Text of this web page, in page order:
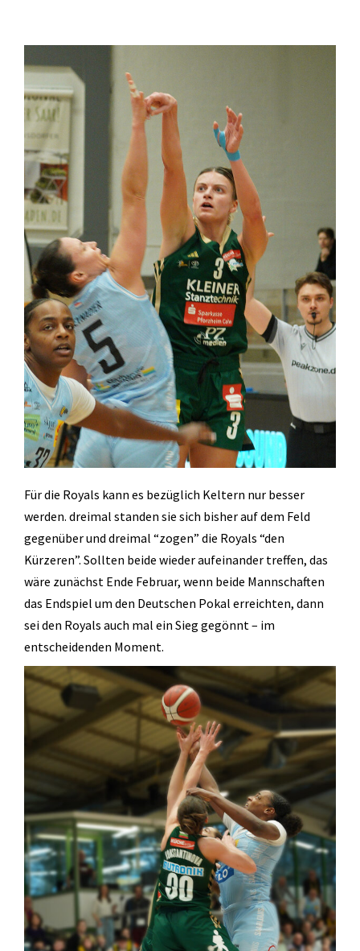
Für die Royals kann es bezüglich Keltern nur besser
werden. dreimal standen sie sich bisher auf dem Feld
gegenüber und dreimal “zogen” die Royals “den
Kürzeren”. Sollten beide wieder aufeinander treffen, das
wäre zunächst Ende Februar, wenn beide Mannschaften
das Endspiel um den Deutschen Pokal erreichten, dann
sei den Royals auch mal ein Sieg gegönnt – im
entscheidenden Moment.